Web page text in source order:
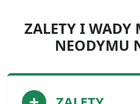
ZALETY I WADY
NEODYMU